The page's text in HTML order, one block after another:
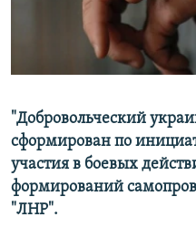
"Добровольческий
сформирован по
участия в боевых
формирований
"ЛНР".